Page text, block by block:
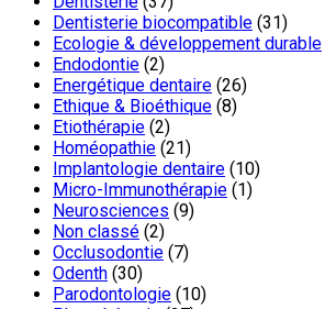
Dentisterie biocompatible (31)
Ecologie & développement durable
Endodontie (2)
Energétique dentaire (26)
Ethique & Bioéthique (8)
Etiothérapie (2)
Homéopathie (21)
Implantologie dentaire (10)
Micro-Immunothérapie (1)
Neurosciences (9)
Non classé (2)
Occlusodontie (7)
Odenth (30)
Parodontologie (10)